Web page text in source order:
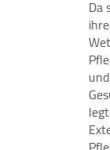
Da
der
Cookie
Name:
Zweck: